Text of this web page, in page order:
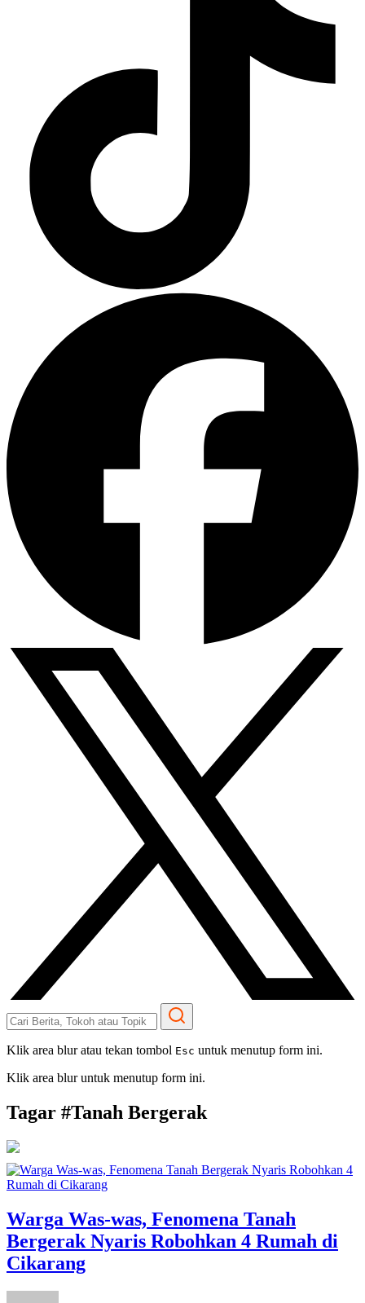
Klik area blur atau tekan tombol Esc untuk menutup form ini.
Klik area blur untuk menutup form ini.
Tagar #Tanah Bergerak
Warga Was-was, Fenomena Tanah
Bergerak Nyaris Robohkan 4 Rumah di
Cikarang